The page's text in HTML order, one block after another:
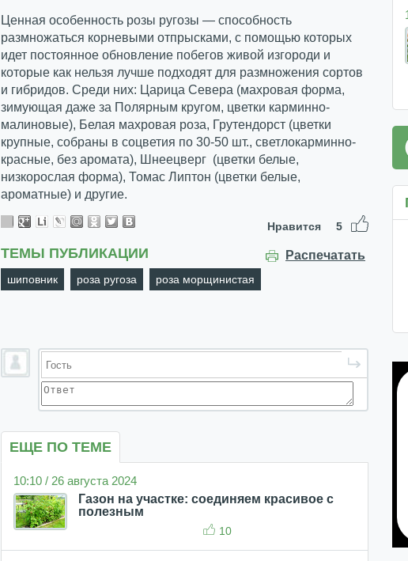
Ценная особенность розы ругозы — способность
размножаться корневыми отпрысками, с помощью которых
идет постоянное обновление побегов живой изгороди и
которые как нельзя лучше подходят для размножения сортов
и гибридов. Среди них: Царица Севера (махровая форма,
зимующая даже за Полярным кругом, цветки карминно-
малиновые), Белая махровая роза, Грутендорст (цветки
крупные, собраны в соцветия по 30-50 шт., светлокарминно-
красные, без аромата), Шнеецверг (цветки белые,
низкорослая форма), Томас Липтон (цветки белые,
ароматные) и другие.
Нравится 5
Распечатать
ТЕМЫ ПУБЛИКАЦИИ
шиповник роза ругоза роза морщинистая
ЕЩЕ ПО ТЕМЕ
10:10 / 26 августа 2024
Газон на участке: соединяем красивое с
полезным
10